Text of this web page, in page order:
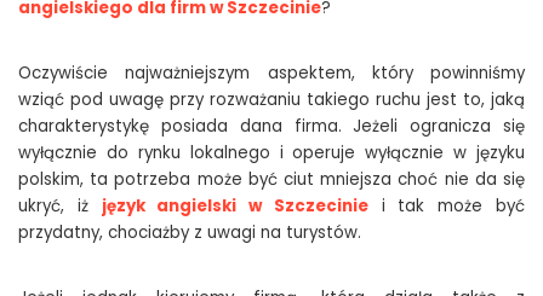
angielskiego dla firm w Szczecinie?
Oczywiście najważniejszym aspektem, który powinniśmy
wziąć pod uwagę przy rozważaniu takiego ruchu jest to, jaką
charakterystykę posiada dana firma. Jeżeli ogranicza się
wyłącznie do rynku lokalnego i operuje wyłącznie w języku
polskim, ta potrzeba może być ciut mniejsza choć nie da się
ukryć, iż język angielski w Szczeciniei tak może być
przydatny, chociażby z uwagi na turystów.